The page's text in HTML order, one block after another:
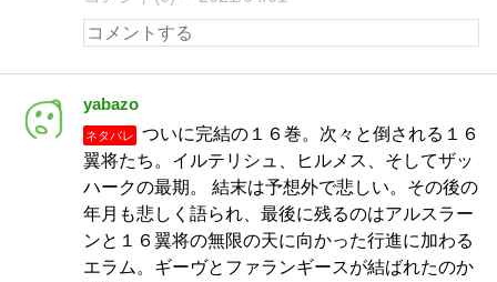
yabazo
ネタバレ
ついに完結の１６巻。次々と倒される１６
翼将たち。イルテリシュ、ヒルメス、そしてザッ
ハークの最期。 結末は予想外で悲しい。その後の
年月も悲しく語られ、最後に残るのはアルスラー
ンと１６翼将の無限の天に向かった行進に加わる
エラム。ギーヴとファランギースが結ばれたのか